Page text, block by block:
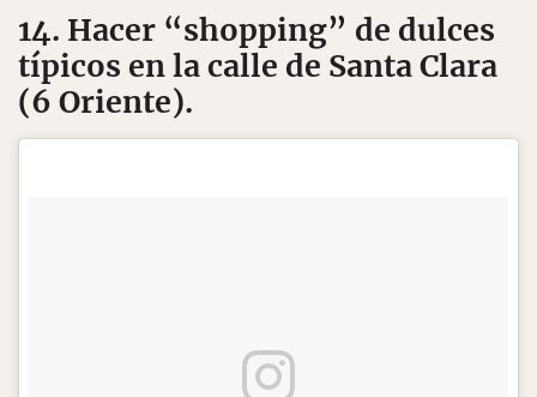
14. Hacer “shopping” de dulces
típicos en la calle de Santa Clara
(6 Oriente).